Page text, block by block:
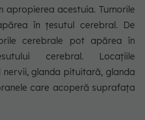
apropierea acestuia. Tumorile
în țesutul cerebral. De
cerebrale pot apărea în
cerebral. Locațiile
glanda pituitară, glanda
care acoperă suprafața